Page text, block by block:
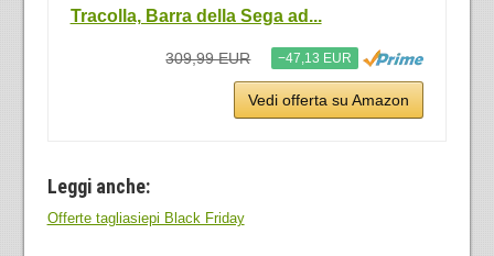
Tracolla, Barra della Sega ad...
309,99 EUR −47,13 EUR
Vedi offerta su Amazon
Leggi anche:
Offerte tagliasiepi Black Friday